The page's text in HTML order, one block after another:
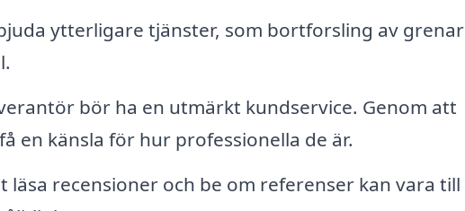
ytterligare tjänster, som bortforsling av
bör ha en utmärkt kundservice. Genom att
en känsla för hur professionella de är.
läsa recensioner och be om referenser kan vara